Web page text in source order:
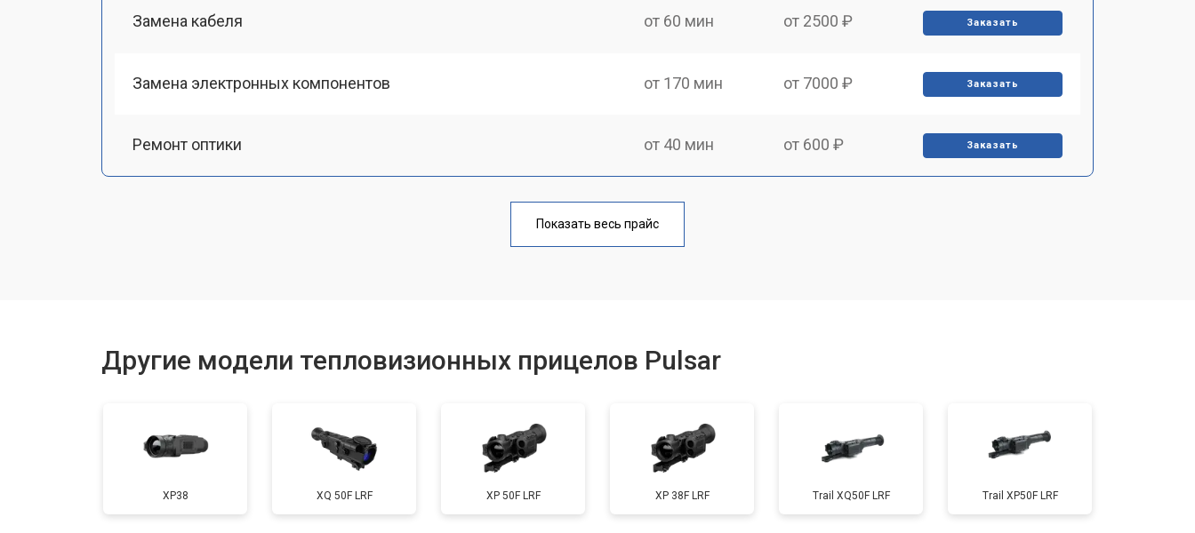
Замена кабеля от 60 мин от 2500 ₽ Заказать
Замена электронных компонентов от 170 мин от 7000 ₽ Заказать
Ремонт оптики от 40 мин от 600 ₽ Заказать
от 170 мин
Ремонт или замена детектора от 60 мин от 10000 ₽ Заказать
Показать весь прайс
Другие модели тепловизионных прицелов Pulsar
XP38 XQ 50F LRF XP 50F LRF XP 38F LRF Trail XQ50F LRF Trail XP50F LRF